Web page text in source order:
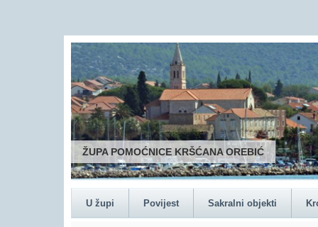
ŽUPA POMOĆNICE KRŠĆANA OREBIĆ
U župi Povijest Sakralni objekti